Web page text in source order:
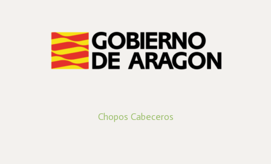
Chopos Cabeceros